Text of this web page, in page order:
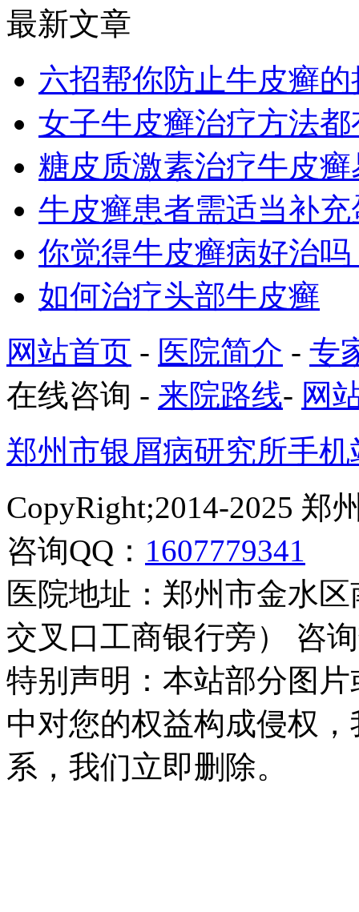
最新文章
六招帮你防止牛皮癣
女子牛皮癣治疗方法
糖皮质激素治疗牛皮
牛皮癣患者需适当补
你觉得牛皮癣病好治
如何治疗头部牛皮癣
网站首页 - 医院简介 - 专
在线咨询 - 来院路线- 网
郑州市银屑病研究所手机
CopyRight;2014-2025 郑
咨询QQ： 1607779341
医院地址：郑州市金水
交叉口工商银行旁） 咨
特别声明：本站部分图
中对您的权益构成侵权
系，我们立即删除。